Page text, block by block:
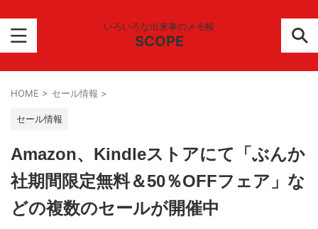
いろいろな出来事のメモ帳
SCOPE
HOME > セール情報 >
セール情報
Amazon、Kindleストアにて「ぶんか
社期間限定無料＆50％OFFフェア」な
どの複数のセールが開催中